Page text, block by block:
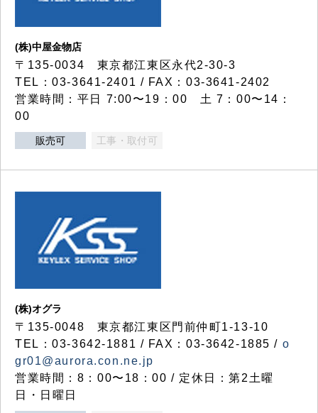
(株)中屋金物店
〒135-0034 東京都江東区永代2-30-3
TEL：03-3641-2401 / FAX：03-3641-2402
営業時間：平日 7:00〜19：00 土 7：00〜14：
00
販売可 工事・取付可
(株)オグラ
〒135-0048 東京都江東区門前仲町1-13-10
TEL：03-3642-1881 / FAX：03-3642-1885 / o
gr01@aurora.con.ne.jp
営業時間：8：00〜18：00 / 定休日：第2土曜
日・日曜日